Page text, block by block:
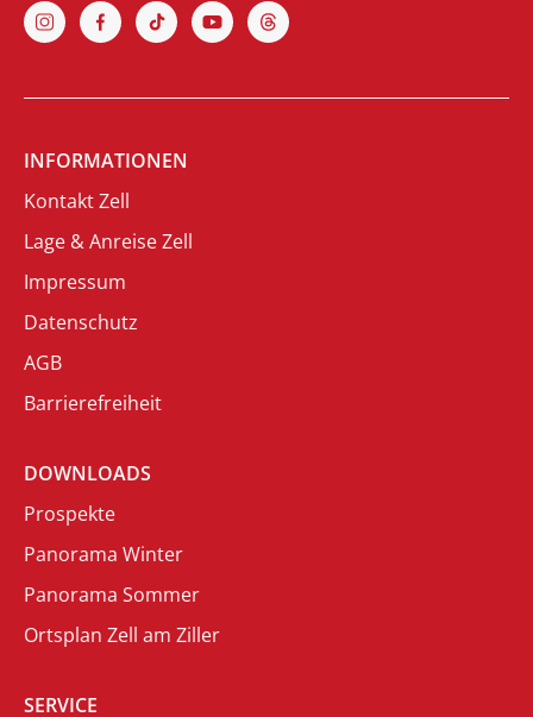
INFORMATIONEN
Kontakt Zell
Lage & Anreise Zell
Impressum
Datenschutz
AGB
Barrierefreiheit
DOWNLOADS
Prospekte
Panorama Winter
Panorama Sommer
Ortsplan Zell am Ziller
SERVICE